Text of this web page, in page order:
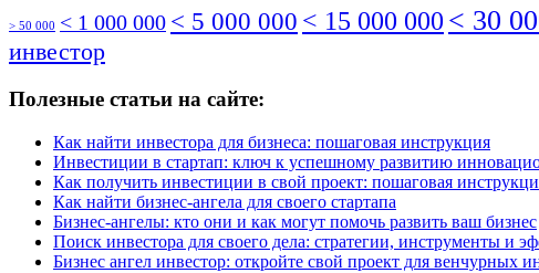
> 50 000 < 1 000 000 < 5 000 000 < 15 000 000 < 30
инвестор
Полезные статьи на сайте:
Как найти инвестора для бизнеса: пошаговая инструкция
Инвестиции в стартап: ключ к успешному развитию
Как получить инвестиции в свой проект: пошаговая
Как найти бизнес-ангела для своего стартапа
Бизнес-ангелы: кто они и как могут помочь развить ваш бизнес
Поиск инвестора для своего дела: стратегии, инструменты и
Бизнес ангел инвестор: откройте свой проект для венчурных